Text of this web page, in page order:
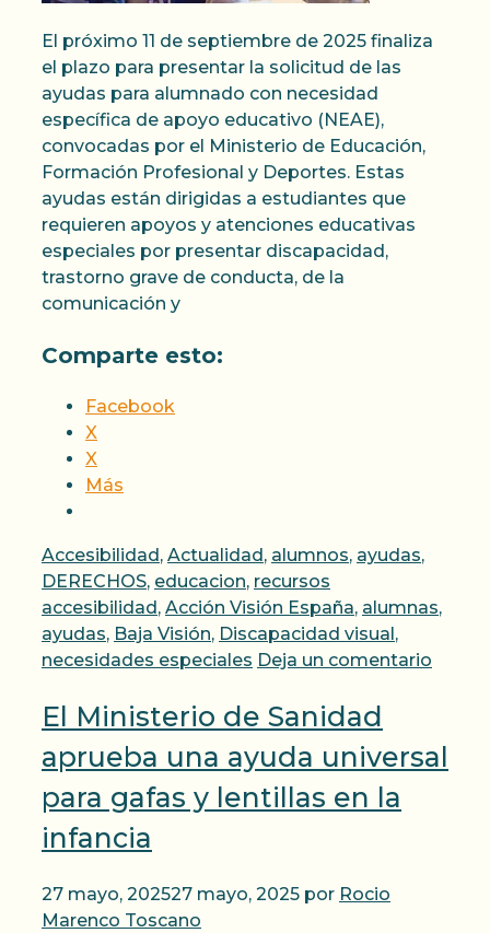
El próximo 11 de septiembre de 2025 finaliza
el plazo para presentar la solicitud de las
ayudas para alumnado con necesidad
específica de apoyo educativo (NEAE),
convocadas por el Ministerio de Educación,
Formación Profesional y Deportes. Estas
ayudas están dirigidas a estudiantes que
requieren apoyos y atenciones educativas
especiales por presentar discapacidad,
trastorno grave de conducta, de la
comunicación y
Comparte esto:
Facebook
X
X
Más
Categorías
Accesibilidad , Actualidad , alumnos, ayudas,
DERECHOS, educacion, recursos
accesibilidad , Acción Visión España, alumnas,
ayudas, Baja Visión, Discapacidad visual ,
necesidades especiales Deja un comentario
El Ministerio de Sanidad
aprueba una ayuda universal
para gafas y lentillas en la
infancia
27 mayo, 202527 mayo, 2025 por Rocio
Marenco Toscano